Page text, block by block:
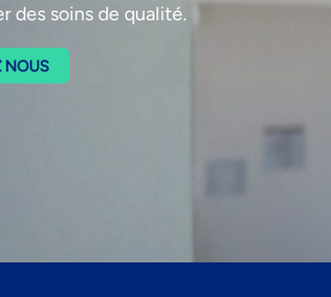
des soins de qualité.
NOUS